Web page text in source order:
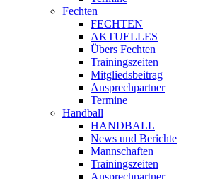
Fechten
FECHTEN
AKTUELLES
Übers Fechten
Trainingszeiten
Mitgliedsbeitrag
Ansprechpartner
Termine
Handball
HANDBALL
News und Berichte
Mannschaften
Trainingszeiten
Ansprechpartner